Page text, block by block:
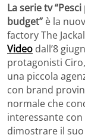
La serie tv
budget” è la
factory The
Video dall’8
protagonisti
una piccola
con brand
normale che
interessante con
dimostrare il